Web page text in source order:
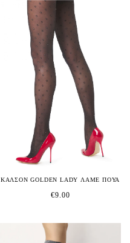
ΚΑΛΣΟΝ GOLDEN LADY ΛΑΜΕ ΠΟΥΑ
€9.00